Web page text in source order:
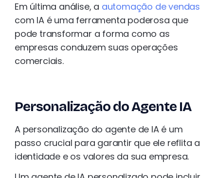
Em última análise, a automação de vendas
com IA é uma ferramenta poderosa que
pode transformar a forma como as
empresas conduzem suas operações
comerciais.
Personalização do Agente IA
A personalização do agente de IA é um
passo crucial para garantir que ele reflita a
identidade e os valores da sua empresa.